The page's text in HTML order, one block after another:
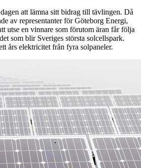
att lämna sitt bidrag till tävlingen. Då
av representanter för Göteborg Energi,
utse en vinnare som förutom äran får följa
som blir Sveriges största solcellspark.
års elektricitet från fyra solpaneler.